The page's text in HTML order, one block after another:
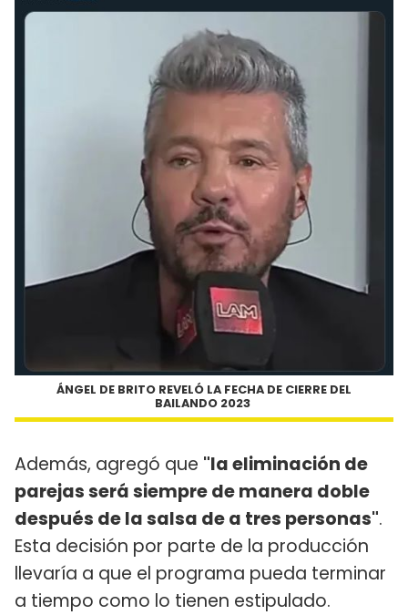
ÁNGEL DE BRITO REVELÓ LA FECHA DE CIERRE DEL
BAILANDO 2023
Además, agregó que "la eliminación de
parejas será siempre de manera doble
después de la salsa de a tres personas".
Esta decisión por parte de la producción
llevaría a que el programa pueda terminar
a tiempo como lo tienen estipulado.